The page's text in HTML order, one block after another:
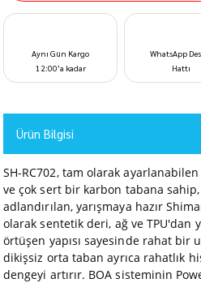
Aynı Gün Kargo
12:00’a kadar
WhatsApp
Hattı
Ürün Bilgisi
SH-RC702, tam olarak
ve çok sert bir karbon tabana sahip,
adlandırılan, yarışmaya hazır
olarak sentetik deri, ağ ve TPU'dan
örtüşen yapısı sayesinde rahat bir
dikişsiz orta taban ayrıca rahatlık
dengeyi artırır. BOA sisteminin